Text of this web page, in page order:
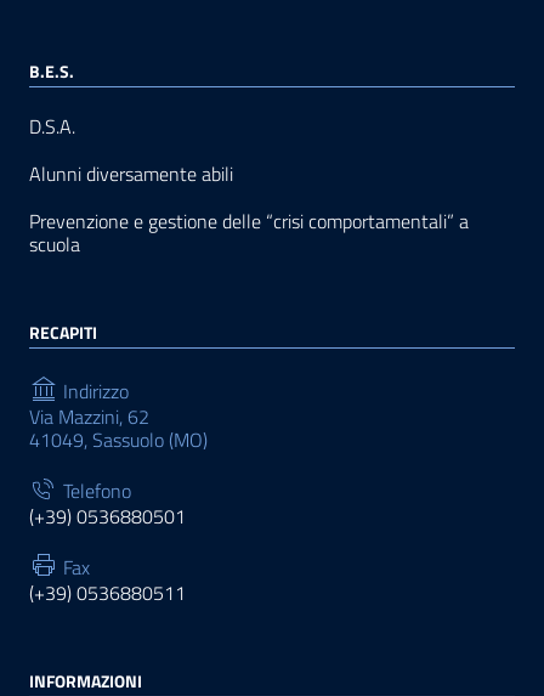
B.E.S.
D.S.A.
Alunni diversamente abili
Prevenzione e gestione delle “crisi comportamentali” a
scuola
RECAPITI
Indirizzo
Via Mazzini, 62
41049, Sassuolo (MO)
Telefono
(+39) 0536880501
Fax
(+39) 0536880511
INFORMAZIONI